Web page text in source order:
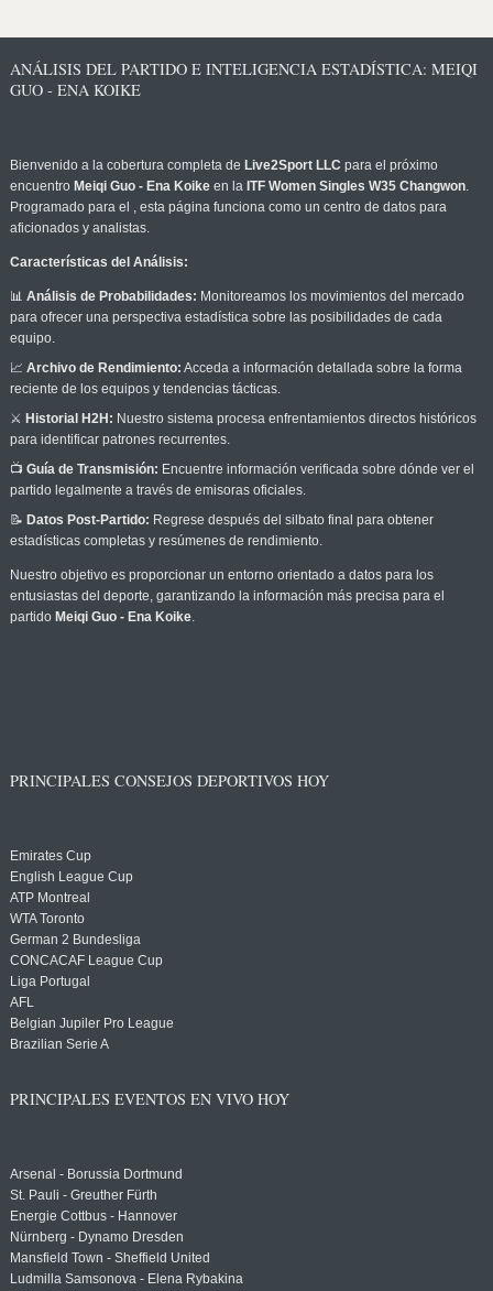
ANÁLISIS DEL PARTIDO E INTELIGENCIA ESTADÍSTICA: MEIQI
GUO - ENA KOIKE
Bienvenido a la cobertura completa de Live2Sport LLC para el próximo
encuentro Meiqi Guo - Ena Koikeen la ITF Women Singles W35 Changwon.
Programado para el , esta página funciona como un centro de datos para
aficionados y analistas.
Características del Análisis:
📊 Análisis de Probabilidades: Monitoreamos los movimientos del mercado
para ofrecer una perspectiva estadística sobre las posibilidades de cada
equipo.
📈 Archivo de Rendimiento: Acceda a información detallada sobre la forma
reciente de los equipos y tendencias tácticas.
⚔️ Historial H2H: Nuestro sistema procesa enfrentamientos directos históricos
para identificar patrones recurrentes.
📺 Guía de Transmisión: Encuentre información verificada sobre dónde ver el
partido legalmente a través de emisoras oficiales.
📝 Datos Post-Partido: Regrese después del silbato final para obtener
estadísticas completas y resúmenes de rendimiento.
Nuestro objetivo es proporcionar un entorno orientado a datos para los
entusiastas del deporte, garantizando la información más precisa para el
partido Meiqi Guo - Ena Koike.
PRINCIPALES CONSEJOS DEPORTIVOS HOY
Emirates Cup
English League Cup
ATP Montreal
WTA Toronto
German 2 Bundesliga
CONCACAF League Cup
Liga Portugal
AFL
Belgian Jupiler Pro League
Brazilian Serie A
PRINCIPALES EVENTOS EN VIVO HOY
Arsenal - Borussia Dortmund
St. Pauli - Greuther Fürth
Energie Cottbus - Hannover
Nürnberg - Dynamo Dresden
Mansfield Town - Sheffield United
Ludmilla Samsonova - Elena Rybakina